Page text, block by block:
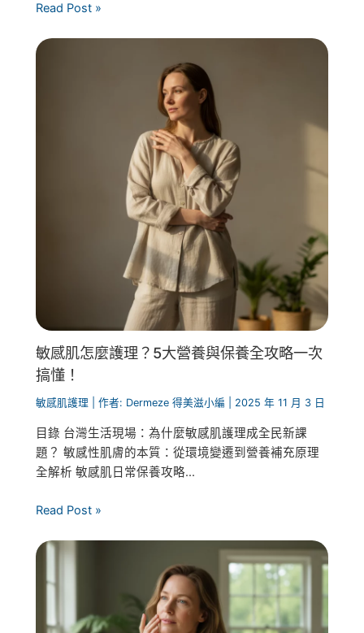
Read Post »
敏感肌怎麼護理？5大營養與保養全攻略一次
搞懂！
敏感肌護理 | 作者: Dermeze 得美滋小編 2025 年 11 月 3 日
目錄 台灣生活現場：為什麼敏感肌護理成全民新課
題？ 敏感性肌膚的本質：從環境變遷到營養補充原理
全解析 敏感肌日常保養攻略...
Read Post »